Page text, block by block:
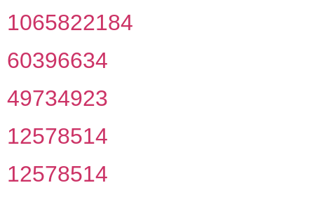
1065822184
60396634
49734923
12578514
12578514